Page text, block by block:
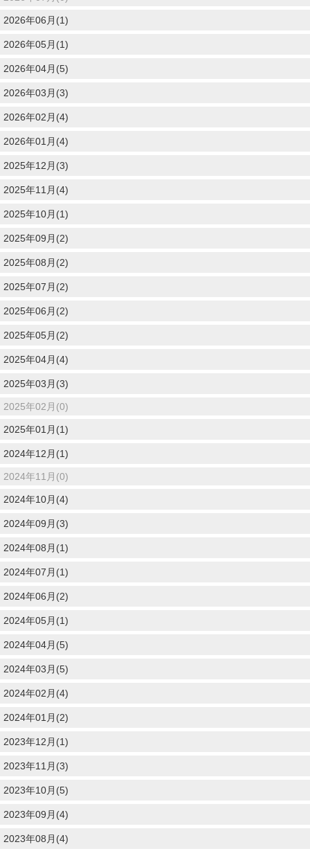
2026年06月(1)
2026年05月(1)
2026年04月(5)
2026年03月(3)
2026年02月(4)
2026年01月(4)
2025年12月(3)
2025年11月(4)
2025年10月(1)
2025年09月(2)
2025年08月(2)
2025年07月(2)
2025年06月(2)
2025年05月(2)
2025年04月(4)
2025年03月(3)
2025年02月(0)
2025年01月(1)
2024年12月(1)
2024年11月(0)
2024年10月(4)
2024年09月(3)
2024年08月(1)
2024年07月(1)
2024年06月(2)
2024年05月(1)
2024年04月(5)
2024年03月(5)
2024年02月(4)
2024年01月(2)
2023年12月(1)
2023年11月(3)
2023年10月(5)
2023年09月(4)
2023年08月(4)